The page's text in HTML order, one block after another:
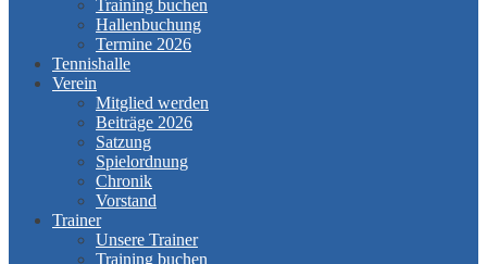
Training buchen
Hallenbuchung
Termine 2026
Tennishalle
Verein
Mitglied werden
Beiträge 2026
Satzung
Spielordnung
Chronik
Vorstand
Trainer
Unsere Trainer
Training buchen